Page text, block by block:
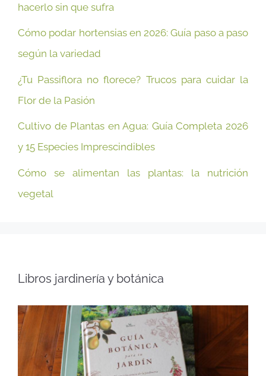
hacerlo sin que sufra
Cómo podar hortensias en 2026: Guía paso a paso
según la variedad
¿Tu Passiflora no florece? Trucos para cuidar la
Flor de la Pasión
Cultivo de Plantas en Agua: Guía Completa 2026
y 15 Especies Imprescindibles
Cómo se alimentan las plantas: la nutrición
vegetal
Libros jardinería y botánica